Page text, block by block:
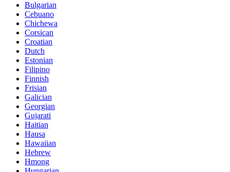
Bulgarian
Cebuano
Chichewa
Corsican
Croatian
Dutch
Estonian
Filipino
Finnish
Frisian
Galician
Georgian
Gujarati
Haitian
Hausa
Hawaiian
Hebrew
Hmong